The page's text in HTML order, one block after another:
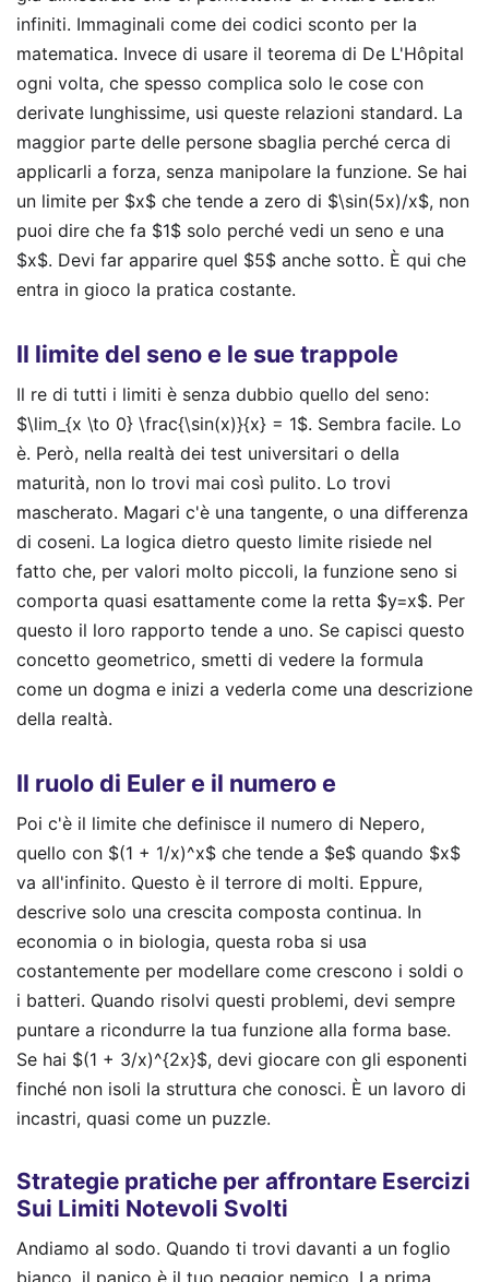
infiniti. Immaginali come dei codici sconto per la
matematica. Invece di usare il teorema di De L'Hôpital
ogni volta, che spesso complica solo le cose con
derivate lunghissime, usi queste relazioni standard. La
maggior parte delle persone sbaglia perché cerca di
applicarli a forza, senza manipolare la funzione. Se hai
un limite per $x$ che tende a zero di $\sin(5x)/x$, non
puoi dire che fa $1$ solo perché vedi un seno e una
$x$. Devi far apparire quel $5$ anche sotto. È qui che
entra in gioco la pratica costante.
Il limite del seno e le sue trappole
Il re di tutti i limiti è senza dubbio quello del seno:
$\lim_{x \to 0} \frac{\sin(x)}{x} = 1$. Sembra facile. Lo
è. Però, nella realtà dei test universitari o della
maturità, non lo trovi mai così pulito. Lo trovi
mascherato. Magari c'è una tangente, o una differenza
di coseni. La logica dietro questo limite risiede nel
fatto che, per valori molto piccoli, la funzione seno si
comporta quasi esattamente come la retta $y=x$. Per
questo il loro rapporto tende a uno. Se capisci questo
concetto geometrico, smetti di vedere la formula
come un dogma e inizi a vederla come una descrizione
della realtà.
Il ruolo di Euler e il numero e
Poi c'è il limite che definisce il numero di Nepero,
quello con $(1 + 1/x)^x$ che tende a $e$ quando $x$
va all'infinito. Questo è il terrore di molti. Eppure,
descrive solo una crescita composta continua. In
economia o in biologia, questa roba si usa
costantemente per modellare come crescono i soldi o
i batteri. Quando risolvi questi problemi, devi sempre
puntare a ricondurre la tua funzione alla forma base.
Se hai $(1 + 3/x)^{2x}$, devi giocare con gli esponenti
finché non isoli la struttura che conosci. È un lavoro di
incastri, quasi come un puzzle.
Strategie pratiche per affrontare Esercizi
Sui Limiti Notevoli Svolti
Andiamo al sodo. Quando ti trovi davanti a un foglio
bianco, il panico è il tuo peggior nemico. La prima